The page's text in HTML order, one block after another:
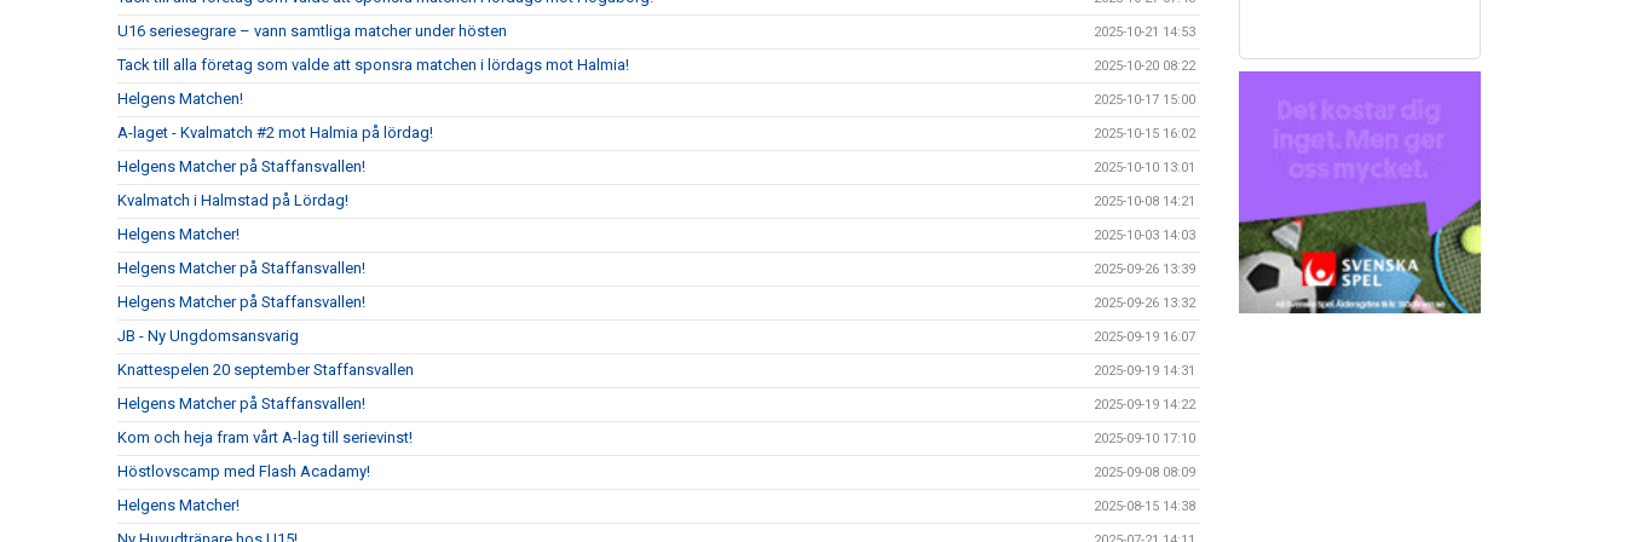
U16 seriesegrare – vann samtliga matcher under hösten 2025-10-21 14:53
Tack till alla företag som valde att sponsra matchen i lördags mot Halmia! 2025-10-20 08:22
Helgens Matchen! 2025-10-17 15:00
A-laget - Kvalmatch #2 mot Halmia på lördag! 2025-10-15 16:02
Helgens Matcher på Staffansvallen! 2025-10-10 13:01
Kvalmatch i Halmstad på Lördag! 2025-10-08 14:21
Helgens Matcher! 2025-10-03 14:03
Helgens Matcher på Staffansvallen! 2025-09-26 13:39
Helgens Matcher på Staffansvallen! 2025-09-26 13:32
JB - Ny Ungdomsansvarig 2025-09-19 16:07
Knattespelen 20 september Staffansvallen 2025-09-19 14:31
Helgens Matcher på Staffansvallen! 2025-09-19 14:22
Kom och heja fram vårt A-lag till serievinst! 2025-09-10 17:10
Höstlovscamp med Flash Acadamy! 2025-09-08 08:09
Helgens Matcher! 2025-08-15 14:38